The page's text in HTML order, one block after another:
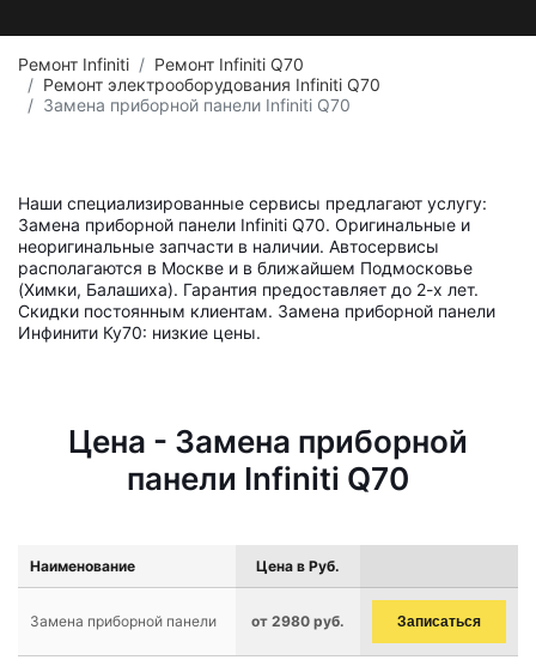
Ремонт Infiniti
Ремонт Infiniti Q70
Ремонт электрооборудования Infiniti Q70
Замена приборной панели Infiniti Q70
Наши специализированные сервисы предлагают услугу:
Замена приборной панели Infiniti Q70. Оригинальные и
неоригинальные запчасти в наличии. Автосервисы
располагаются в Москве и в ближайшем Подмосковье
(Химки, Балашиха). Гарантия предоставляет до 2-х лет.
Скидки постоянным клиентам. Замена приборной панели
Инфинити Ку70: низкие цены.
Цена - Замена приборной
панели Infiniti Q70
Наименование Цена в Руб.
Замена приборной панели от 2980 руб. Записаться